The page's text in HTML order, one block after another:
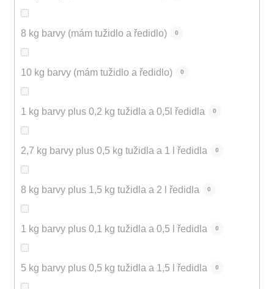
8 kg barvy (mám tužidlo a ředidlo) 0
10 kg barvy (mám tužidlo a ředidlo) 0
1 kg barvy plus 0,2 kg tužidla a 0,5l ředidla 0
2,7 kg barvy plus 0,5 kg tužidla a 1 l ředidla 0
8 kg barvy plus 1,5 kg tužidla a 2 l ředidla 0
1 kg barvy plus 0,1 kg tužidla a 0,5 l ředidla 0
5 kg barvy plus 0,5 kg tužidla a 1,5 l ředidla 0